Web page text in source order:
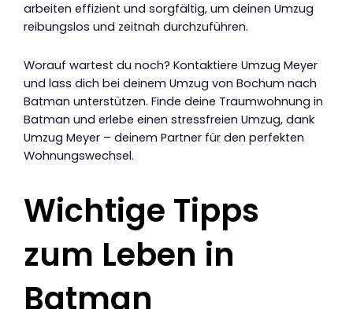
arbeiten effizient und sorgfältig, um deinen Umzug
reibungslos und zeitnah durchzuführen.
Worauf wartest du noch? Kontaktiere Umzug Meyer
und lass dich bei deinem Umzug von Bochum nach
Batman unterstützen. Finde deine Traumwohnung in
Batman und erlebe einen stressfreien Umzug, dank
Umzug Meyer – deinem Partner für den perfekten
Wohnungswechsel.
Wichtige Tipps
zum Leben in
Batman